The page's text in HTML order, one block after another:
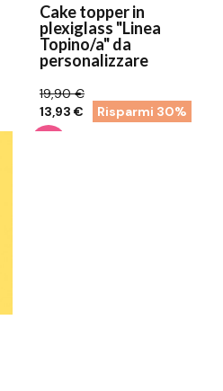
Cake topper in
plexiglass "Linea
Topino/a" da
personalizzare
19,90 €
13,93 €
Risparmi 30%